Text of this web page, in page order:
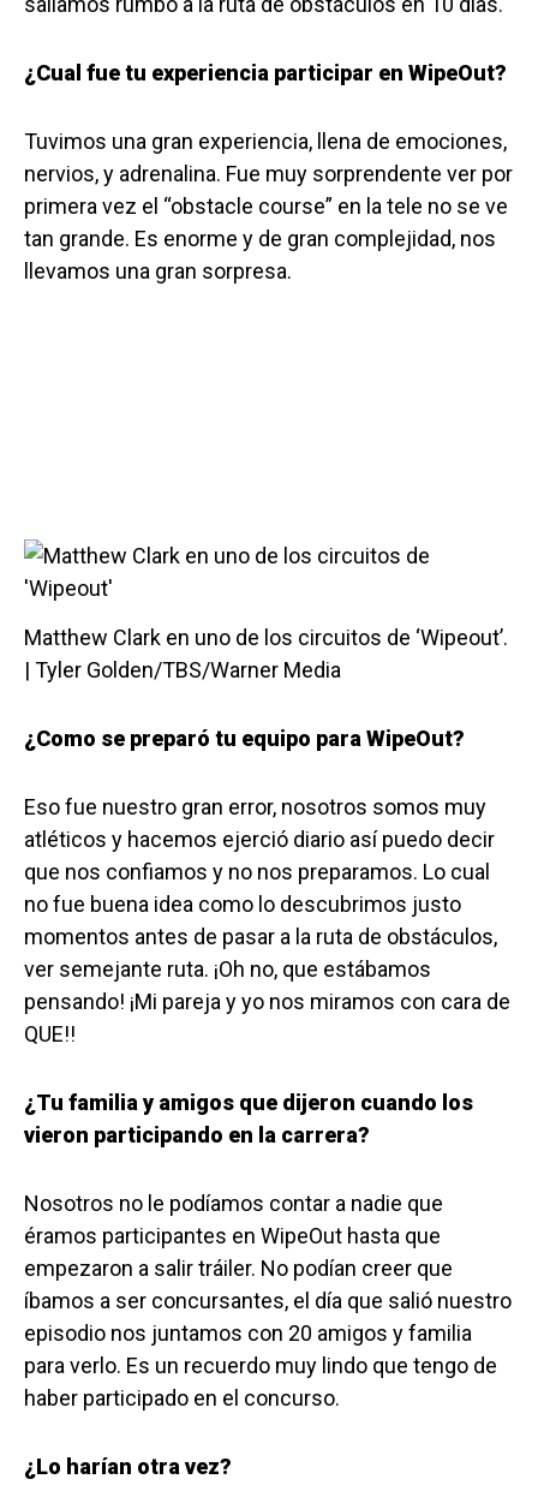
¿Cual fue tu experiencia participar en WipeOut?
Tuvimos una gran experiencia, llena de emociones,
nervios, y adrenalina. Fue muy sorprendente ver por
primera vez el “obstacle course” en la tele no se ve
tan grande. Es enorme y de gran complejidad, nos
llevamos una gran sorpresa.
Matthew Clark en uno de los circuitos de ‘Wipeout’.
| Tyler Golden/TBS/Warner Media
¿Como se preparó tu equipo para WipeOut?
Eso fue nuestro gran error, nosotros somos muy
atléticos y hacemos ejerció diario así puedo decir
que nos confiamos y no nos preparamos. Lo cual
no fue buena idea como lo descubrimos justo
momentos antes de pasar a la ruta de obstáculos,
ver semejante ruta. ¡Oh no, que estábamos
pensando! ¡Mi pareja y yo nos miramos con cara de
QUE!!
¿Tu familia y amigos que dijeron cuando los
vieron participando en la carrera?
Nosotros no le podíamos contar a nadie que
éramos participantes en WipeOut hasta que
empezaron a salir tráiler. No podían creer que
íbamos a ser concursantes, el día que salió nuestro
episodio nos juntamos con 20 amigos y familia
para verlo. Es un recuerdo muy lindo que tengo de
haber participado en el concurso.
¿Lo harían otra vez?